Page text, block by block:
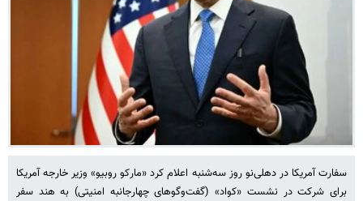
سفارت آمریکا در دهلی‌نو روز سه‌شنبه اعلام کرد «مارکو روبیو» وزیر خارجه آمریکا
برای شرکت در نشست «کواد» (گفت‌وگوهای چهارجانبه امنیتی) به هند سفر